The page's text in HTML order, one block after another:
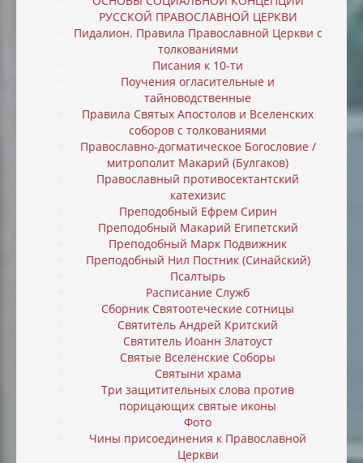
РУССКОЙ ПРАВОСЛАВНОЙ ЦЕРКВИ
Пидалион. Правила Православной Церкви с
толкованиями
Писания к 10-ти
Поучения огласительные и
тайноводственные
Правила Святых Апостолов и Вселенских
соборов с толкованиями
Православно-догматическое Богословие /
митрополит Макарий (Булгаков)
Православный противосектантский
катехизис
Преподобный Ефрем Сирин
Преподобный Макарий Египетский
Преподобный Марк Подвижник
Преподобный Нил Постник (Синайский)
Псалтырь
Расписание Служб
Сборник Святоотеческие сотницы
Святитель Андрей Критский
Святитель Иоанн Златоуст
Святые Вселенские Соборы
Святыни храма
Три защитительных слова против
порицающих святые иконы
Фото
Чины присоединения к Православной
Церкви